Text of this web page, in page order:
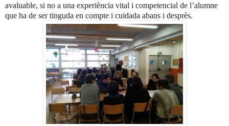
avaluable, si no a una experiència vital i competencial de l’alumne
que ha de ser tinguda en compte i cuidada abans i desprès.